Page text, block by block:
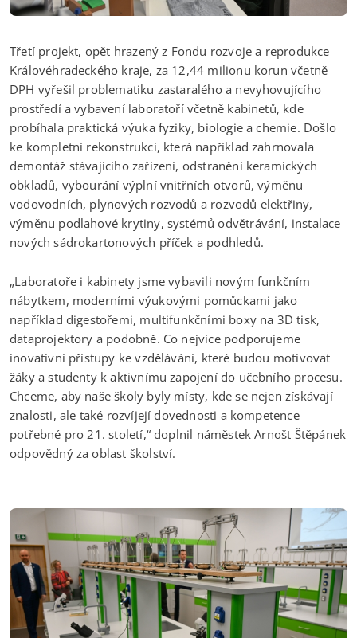
Třetí projekt, opět hrazený z Fondu rozvoje a reprodukce
Královéhradeckého kraje, za 12,44 milionu korun včetně
DPH vyřešil problematiku zastaralého a nevyhovujícího
prostředí a vybavení laboratoří včetně kabinetů, kde
probíhala praktická výuka fyziky, biologie a chemie. Došlo
ke kompletní rekonstrukci, která například zahrnovala
demontáž stávajícího zařízení, odstranění keramických
obkladů, vybourání výplní vnitřních otvorů, výměnu
vodovodních, plynových rozvodů a rozvodů elektřiny,
výměnu podlahové krytiny, systémů odvětrávání, instalace
nových sádrokartonových příček a podhledů.
„Laboratoře i kabinety jsme vybavili novým funkčním
nábytkem, moderními výukovými pomůckami jako
například digestořemi, multifunkčními boxy na 3D tisk,
dataprojektory a podobně. Co nejvíce podporujeme
inovativní přístupy ke vzdělávání, které budou motivovat
žáky a studenty k aktivnímu zapojení do učebního procesu.
Chceme, aby naše školy byly místy, kde se nejen získávají
znalosti, ale také rozvíjejí dovednosti a kompetence
potřebné pro 21. století,“ doplnil náměstek Arnošt Štěpánek
odpovědný za oblast školství.